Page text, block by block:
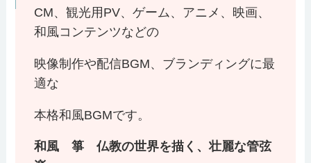
CM、観光用PV、ゲーム、アニメ、映画、
和風コンテンツなどの
映像制作や配信BGM、ブランディングに最
適な
本格和風BGMです。
和風 箏 仏教の世界を描く、壮麗な管弦